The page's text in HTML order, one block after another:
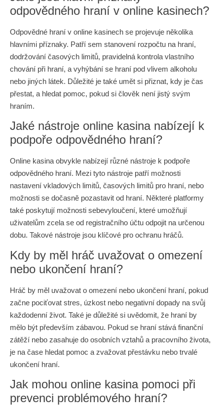
odpovědného hraní v online kasinech?
Odpovědné hraní v online kasinech se projevuje několika
hlavními příznaky. Patří sem stanovení rozpočtu na hraní,
dodržování časových limitů, pravidelná kontrola vlastního
chování při hraní, a vyhýbání se hraní pod vlivem alkoholu
nebo jiných látek. Důležité je také umět si přiznat, kdy je čas
přestat, a hledat pomoc, pokud si člověk není jistý svým
hraním.
Jaké nástroje online kasina nabízejí k
podpoře odpovědného hraní?
Online kasina obvykle nabízejí různé nástroje k podpoře
odpovědného hraní. Mezi tyto nástroje patří možnosti
nastavení vkladových limitů, časových limitů pro hraní, nebo
možnosti se dočasně pozastavit od hraní. Některé platformy
také poskytují možnosti sebevyloučení, které umožňují
uživatelům zcela se od registračního účtu odpojit na určenou
dobu. Takové nástroje jsou klíčové pro ochranu hráčů.
Kdy by měl hráč uvažovat o omezení
nebo ukončení hraní?
Hráč by měl uvažovat o omezení nebo ukončení hraní, pokud
začne pociťovat stres, úzkost nebo negativní dopady na svůj
každodenní život. Také je důležité si uvědomit, že hraní by
mělo být především zábavou. Pokud se hraní stává finanční
zátěží nebo zasahuje do osobních vztahů a pracovního života,
je na čase hledat pomoc a zvažovat přestávku nebo trvalé
ukončení hraní.
Jak mohou online kasina pomoci při
prevenci problémového hraní?